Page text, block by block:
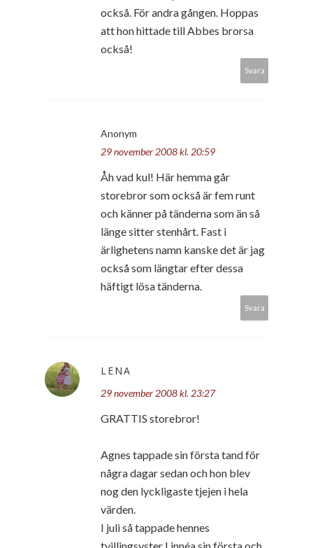
också. För andra gången. Hoppas
att hon hittade till Abbes brorsa
också!
Svara
Anonym
29 november 2008 kl. 20:59
Åh vad kul! Här hemma går
storebror som också är fem runt
och känner på tänderna som än så
länge sitter stenhårt. Fast i
ärlighetens namn kanske det är jag
också som längtar efter dessa
häftigt lösa tänderna.
Svara
LENA
29 november 2008 kl. 23:27
GRATTIS storebror!
Agnes tappade sin första tand för
några dagar sedan och hon blev
nog den lyckligaste tjejen i hela
värden.
I juli så tappade hennes
tvillingsyster Linnéa sin första och